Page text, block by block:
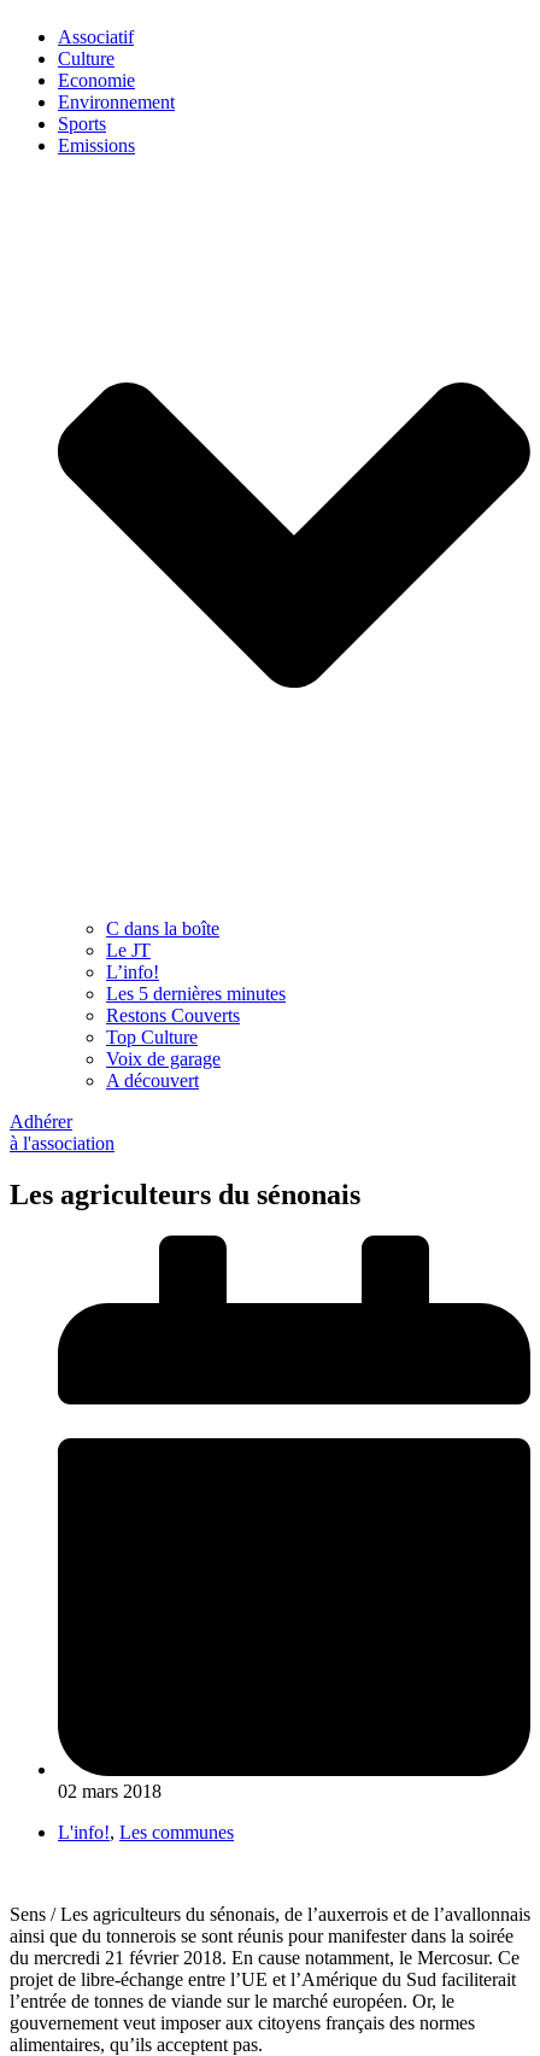
Associatif
Culture
Economie
Environnement
Sports
Emissions
C dans la boîte
Le JT
L’info!
Les 5 dernières minutes
Restons Couverts
Top Culture
Voix de garage
A découvert
Adhérer
à l'association
Les agriculteurs du sénonais
02 mars 2018
L'info!, Les communes
Sens / Les agriculteurs du sénonais, de l’auxerrois et de l’avallonnais
ainsi que du tonnerois se sont réunis pour manifester dans la soirée
du mercredi 21 février 2018. En cause notamment, le Mercosur. Ce
projet de libre-échange entre l’UE et l’Amérique du Sud faciliterait
l’entrée de tonnes de viande sur le marché européen. Or, le
gouvernement veut imposer aux citoyens français des normes
alimentaires, qu’ils acceptent pas.